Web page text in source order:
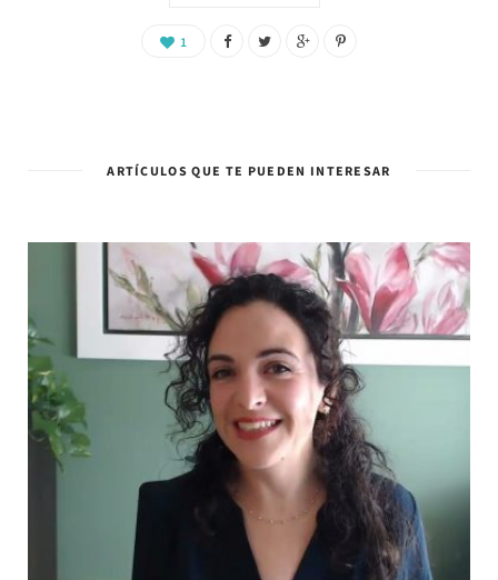
1
ARTÍCULOS QUE TE PUEDEN INTERESAR